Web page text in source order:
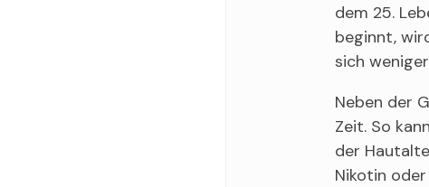
dem 25.
beginnt,
sich
Neben der
Zeit. So
der
Nikotin